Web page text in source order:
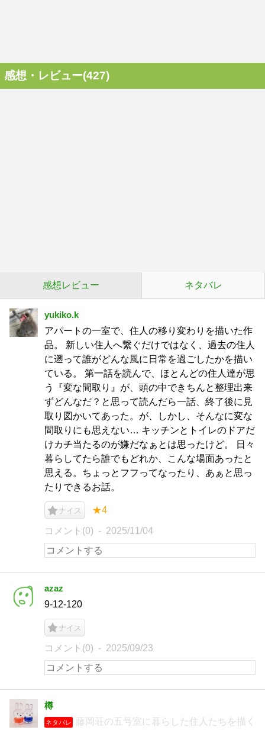
感想・レビュー(427)
感想レビュー ネタバレ
yukiko.k
アパートの一室で、住人の移り変わりを描いた作
品。 新しい住人へ繋ぐだけではなく、過去の住人
に遡って誰がどんな風に日常を過ごしたかを描い
ている。 第一話を読んで、ほとんどの住人達が思
う『変な間取り』が、頭の中できちんと整理出来
ずどんなだ？と思って読んだら一話、終了後に見
取り図かいてあった。が、しかし、そんなに変な
間取りにも思えない… キッチンとトイレのドアだ
けカチ当たるのが嫌だなぁとは思ったけど。 日々
暮らしてたら誰でもどれか、こんな場面あったと
思える。ちょっとフフってなったり、あぁと思っ
たりできるお話。
ナイス ★4
コメント(0) 2025/11/04
azaz
9-12-120
ナイス
コメント(0) 2025/09/23
樽
ネタバレ
藤岡荘の五号室に暮らした住人たちを描く